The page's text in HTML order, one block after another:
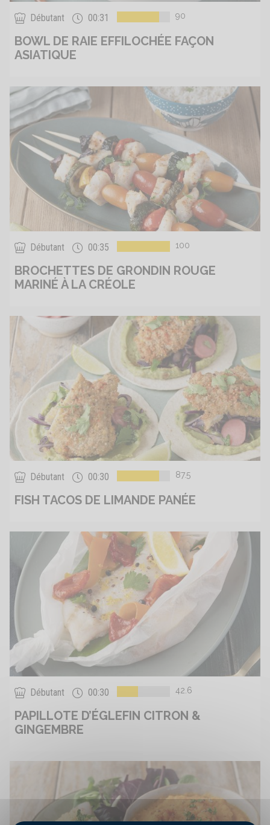
Débutant 00:31 90
BOWL DE RAIE EFFILOCHÉE FAÇON
ASIATIQUE
Débutant 00:35 100
BROCHETTES DE GRONDIN ROUGE
MARINÉ À LA CRÉOLE
Débutant 00:30 87.5
FISH TACOS DE LIMANDE PANÉE
Débutant 00:30 42.6
PAPILLOTE D’ÉGLEFIN CITRON &
GINGEMBRE